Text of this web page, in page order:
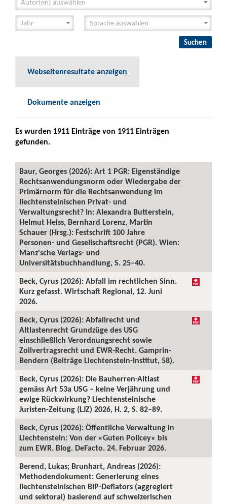
Autor(en) auswählen
Webseitenresultate anzeigen
Dokumente anzeigen
Es wurden 1911 Einträge von 1911 Einträgen
gefunden.
Baur, Georges (2026): Art 1 PGR: Eigenständige
Rechtsanwendungsnorm oder Wiedergabe der
Primärnorm für die Rechtsanwendung im
liechtensteinischen Privat- und
Verwaltungsrecht? In: Alexandra Butterstein,
Helmut Heiss, Bernhard Lorenz, Martin
Schauer (Hrsg.): Festschrift 100 Jahre
Personen- und Gesellschaftsrecht (PGR). Wien:
Manz'sche Verlags- und
Universitätsbuchhandlung, S. 25–40.
Beck, Cyrus (2026): Abfall im rechtlichen Sinn.
Kurz gefasst. Wirtschaft Regional, 12. Juni
2026.
Beck, Cyrus (2026): Abfallrecht und
Altlastenrecht Grundzüge des USG
einschließlich Verordnungsrecht sowie
Zollvertragsrecht und EWR-Recht. Gamprin-
Bendern (Beiträge Liechtenstein-Institut, 58).
Beck, Cyrus (2026): Die Bauherren-Altlast
gemäss Art 53a USG – keine Verjährung und
ewige Rückwirkung? Liechtensteinische
Juristen-Zeitung (LJZ) 2026, H. 2, S. 82–89.
Beck, Cyrus (2026): Öffentliche Verwaltung in
Liechtenstein: Von der «Guten Policey» bis
zum EWR. Blog. DeFacto. 24. Februar 2026.
Berend, Lukas; Brunhart, Andreas (2026):
Methodendokument: Generierung eines
liechtensteinischen BIP-Deflators (aggregiert
und sektoral) basierend auf schweizerischen